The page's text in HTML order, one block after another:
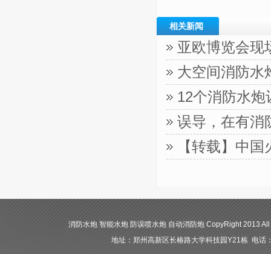
相关新闻
亚欧博览会现
大空间消防水
12个消防水
误导，在有消
【转载】中
消防水炮 智能水炮 防误喷水炮 自动消防炮 CopyRight 2013
地址：郑州高新区长椿路大学科技园Y21栋 电